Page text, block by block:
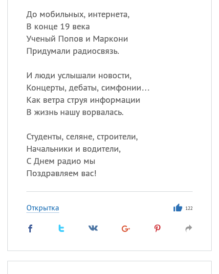
До мобильных, интернета,
В конце 19 века
Ученый Попов и Маркони
Придумали радиосвязь.
И люди услышали новости,
Концерты, дебаты, симфонии…
Как ветра струя информации
В жизнь нашу ворвалась.
Студенты, селяне, строители,
Начальники и водители,
С Днем радио мы
Поздравляем вас!
Открытка 122